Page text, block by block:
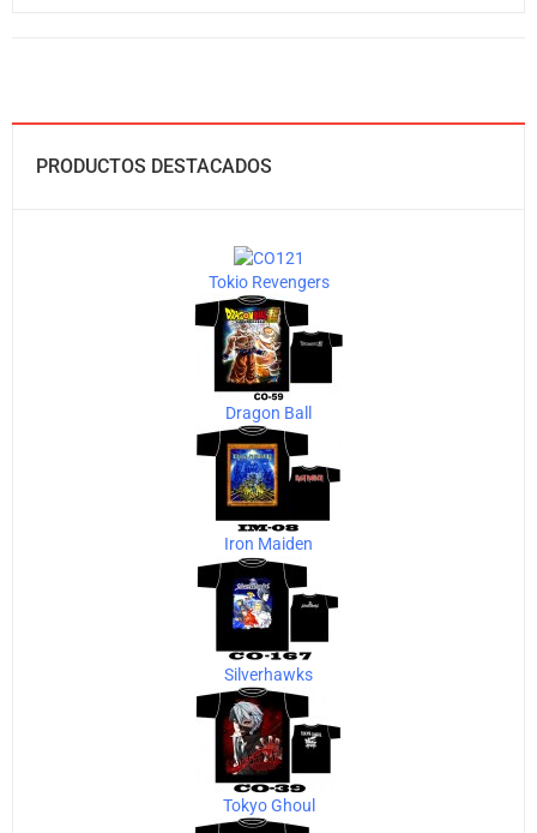
PRODUCTOS DESTACADOS
Tokio Revengers
Dragon Ball
Iron Maiden
Silverhawks
Tokyo Ghoul